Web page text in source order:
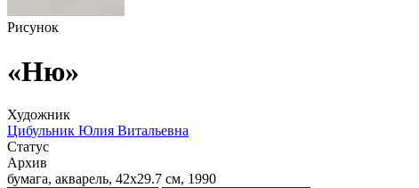
Рисунок
«Ню»
Художник
Цибульник Юлия Витальевна
Статус
Архив
бумага, акварель, 42х29.7 см, 1990